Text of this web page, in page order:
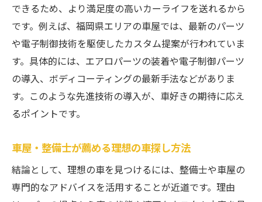
車屋・整備士が重視するアフターサービス
車屋・整備士が語る購入時の注意点
車屋・整備士と一緒に進める見積もり比較
車屋・整備士が伝える納車後のメンテ術
カスタムショップを通じた理想の一台実現法
車屋・整備士が導く理想のカスタム相談手
車屋・整備士と決める最適なパーツ選定術
車屋・整備士が支える納得の仕上がり実例
車屋・整備士目線のデモカー活用アイデア
できるため、より満足度の高いカーライフを送れるから
です。例えば、福岡県エリアの車屋では、最新のパーツ
や電子制御技術を駆使したカスタム提案が行われていま
す。具体的には、エアロパーツの装着や電子制御パーツ
の導入、ボディコーティングの最新手法などがありま
す。このような先進技術の導入が、車好きの期待に応え
るポイントです。
車屋・整備士が薦める理想の車探し方法
結論として、理想の車を見つけるには、整備士や車屋の
専門的なアドバイスを活用することが近道です。理由